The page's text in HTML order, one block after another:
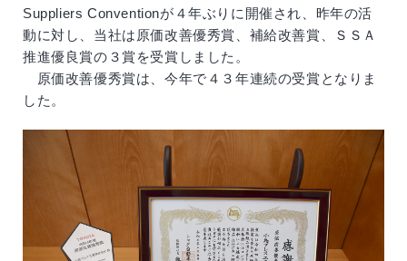
Suppliers Conventionが４年ぶりに開催され、昨年の活
動に対し、当社は原価改善優秀賞、補給改善賞、ＳＳＡ
推進優良賞の３賞を受賞しました。
原価改善優秀賞は、今年で４３年連続の受賞となりま
した。